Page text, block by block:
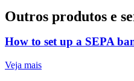
Outros produtos e
How to set up a SEPA
Veja mais